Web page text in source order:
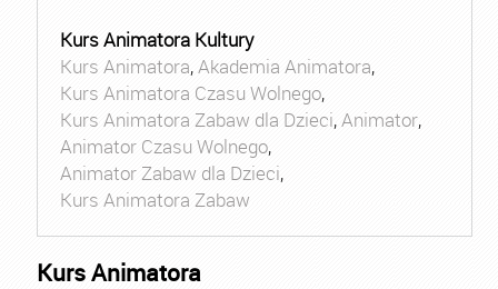
Kurs Animatora Kultury
Kurs Animatora,Akademia Animatora,
Kurs Animatora Czasu Wolnego,
Kurs Animatora Zabaw dla Dzieci,Animator,
Animator Czasu Wolnego,
Animator Zabaw dla Dzieci,
Kurs Animatora Zabaw
Kurs Animatora